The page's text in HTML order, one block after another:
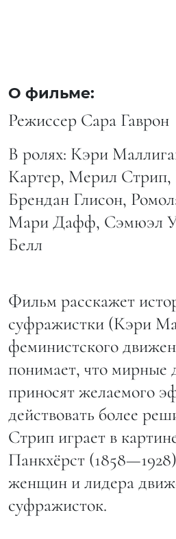
О фильме:
Режиссер Сара Гаврон
В ролях: Кэри
Картер, Мерил
Брендан Глисон,
Мари Дафф, Сэмюэл
Белл
Фильм расскажет
суфражистки (Кэри
феминистского
понимает, что мирные
приносят желаемого
действовать более
Стрип играет в
Панкхёрст
женщин и лидера
суфражисток.